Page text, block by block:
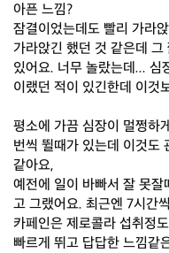
아픈 느낌?
잠결이었는데도 빨리 가라
가라앉긴 했던 것 같은데 그
있어요. 너무 놀랐는데... 심
이랬던 적이 있긴한데 이것
평소에 가끔 심장이 멀쩡하
번씩 뛸때가 있는데 이것도
같아요,
예전에 일이 바빠서 잘 못
고 그랬어요. 최근엔 7시간
카페인은 제로콜라 섭취정
빠르게 뛰고 답답한 느낌같